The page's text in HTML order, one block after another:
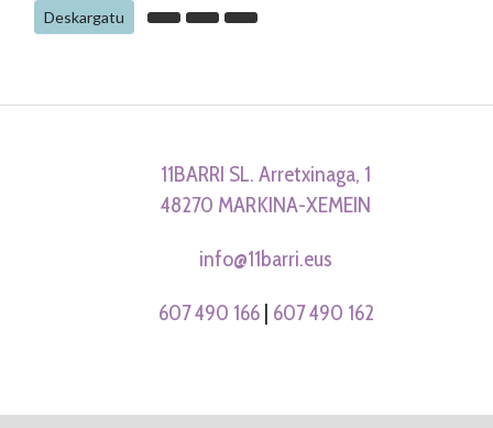
Deskargatu
11BARRI SL. Arretxinaga, 1
48270 MARKINA-XEMEIN
info@11barri.eus
607 490 166| 607 490 162